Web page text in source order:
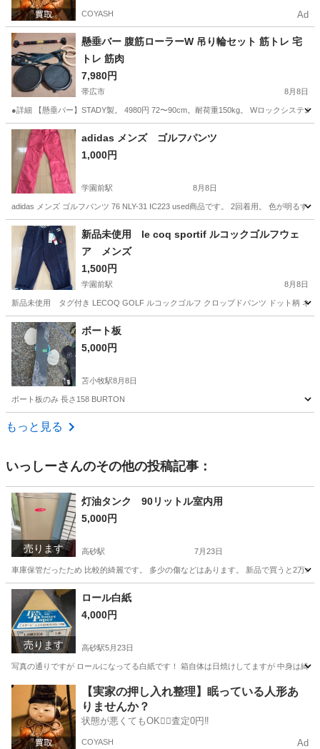
COYASH Ad
懸垂バー 腹筋ローラーW 吊り輪セット 筋トレ 宅
トレ 筋肉
7,980円
帯広市 8月8日
●詳細 【懸垂バー】STADY製。 4980円 72〜90cm。耐荷重150kg。 Wロックシステ
北海道 帯広市 フィットネス、トレーニング
adidas メンズ ゴルフパンツ
1,000円
学園前駅 8月8日
adidas メンズ ゴルフパンツ 76 NLY-31 IC223 used商品です。 2回着用。 色が明るす
北海道 札幌市 学園前駅
新品未使用 le coq sportif ルコックゴルフウェ
ア メンズ
1,500円
学園前駅 8月8日
新品未使用 タグ付き LECOQ GOLF ルコックゴルフ クロップドパンツ ドット柄
北海道 札幌市 学園前駅
ボート板
5,000円
苫小牧駅8月8日
ボート板のみ 長さ158 BURTON
北海道 苫小牧市
もっと見る
いっしーさんのその他の投稿記事：
売ります
灯油タンク 90リットル室内用
5,000円
高砂駅 7月23日
車庫保管だったため 比較的綺麗です。 多少の傷などはあります。 新品で買うと2万
北海道 江別市 高砂駅
売ります
ロール白紙
4,000円
高砂駅5月23日
写真の通りですが ロールになってる白紙です！ 箱自体は日焼けしてますが 中身は綺
北海道 江別市 高砂駅 その他 自体
【実家の押し入れ整理】眠っている人形あ
りませんか？
状態が悪くてもOK🙆‍♀️査定0円‼️
COYASH Ad